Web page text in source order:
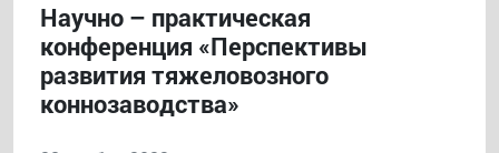
Научно – практическая
конференция «Перспективы
развития тяжеловозного
коннозаводства»